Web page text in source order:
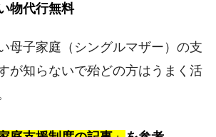
物代行無料
母子家庭（シングルマザー）の支
が知らないで殆どの方はうまく活